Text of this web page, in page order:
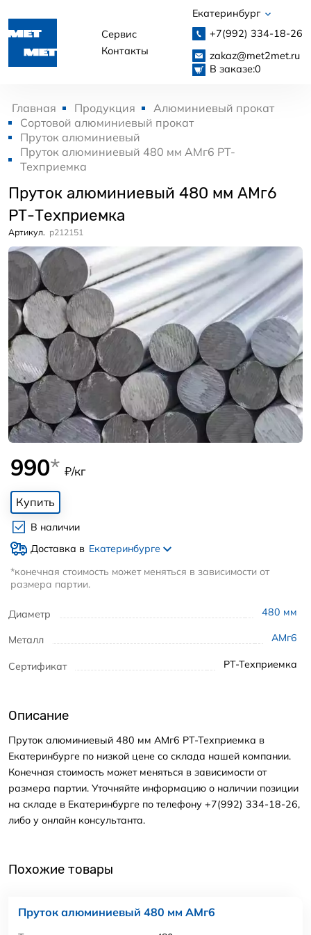
Сервис
Контакты
Екатеринбург
+7(992) 334-18-26
zakaz@met2met.ru
В заказе:0
Главная Продукция
Алюминиевый прокат
Сортовой алюминиевый прокат
Пруток алюминиевый
Пруток алюминиевый 480 мм АМг6 РТ-
Техприемка
Пруток алюминиевый 480 мм АМг6
РТ-Техприемка
Артикул. p212151
Диаметр 480 мм
Металл АМг6
Сертификат РТ-Техприемка
990* ₽/кг
Купить
В наличии
Доставка в Екатеринбурге
*конечная стоимость может меняться в зависимости от
размера партии.
Описание
Пруток алюминиевый 480 мм АМг6 РТ-Техприемка в
Екатеринбурге по низкой цене со склада нашей компании.
Конечная стоимость может меняться в зависимости от
размера партии. Уточняйте информацию о наличии позиции
на складе в Екатеринбурге по телефону +7(992) 334-18-26,
либо у онлайн консультанта.
Похожие товары
Пруток алюминиевый 480 мм АМг6